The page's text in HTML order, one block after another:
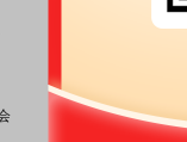
07-10